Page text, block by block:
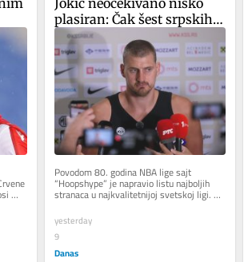
plasiran: Čak šest srpskih
košarkaša na listi 80
najboljih koji nisu iz
Amerike
Povodom 80. godina NBA lige sajt
“Hoopshype” je napravio listu najboljih
stranaca u najkvalitetnijoj svetskoj ligi.
Nikola Jokić je četvrti, a...
yesterday
9
Danas